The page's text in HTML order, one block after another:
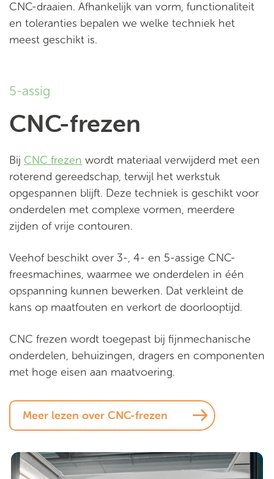
CNC-draaien. Afhankelijk van vorm, functionaliteit
en toleranties bepalen we welke techniek het
meest geschikt is.
5-assig
CNC-frezen
Bij CNC frezen wordt materiaal verwijderd met een
roterend gereedschap, terwijl het werkstuk
opgespannen blijft. Deze techniek is geschikt voor
onderdelen met complexe vormen, meerdere
zijden of vrije contouren.
Veehof beschikt over 3-, 4- en 5-assige CNC-
freesmachines, waarmee we onderdelen in één
opspanning kunnen bewerken. Dat verkleint de
kans op maatfouten en verkort de doorlooptijd.
CNC frezen wordt toegepast bij fijnmechanische
onderdelen, behuizingen, dragers en componenten
met hoge eisen aan maatvoering.
Meer lezen over CNC-frezen